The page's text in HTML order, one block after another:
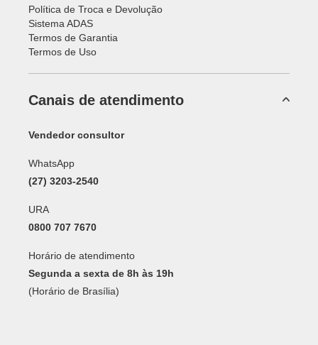
Política de Troca e Devolução
Sistema ADAS
Termos de Garantia
Termos de Uso
Canais de atendimento
Vendedor consultor
WhatsApp
(27) 3203-2540
URA
0800 707 7670
Horário de atendimento
Segunda a sexta de 8h às 19h
(Horário de Brasília)